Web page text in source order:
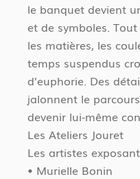
le banquet devient
et de symboles.
les matières, les
temps suspendus
d’euphorie. Des
jalonnent le
devenir lui-même
Les Ateliers Jouret
Les artistes
• Murielle Bonin